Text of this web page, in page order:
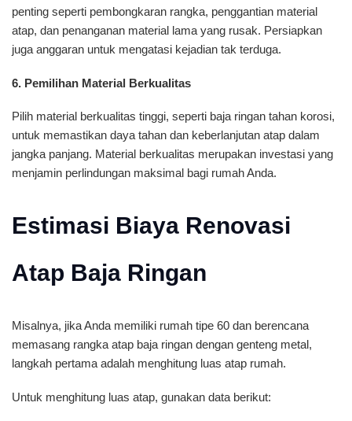
penting seperti pembongkaran rangka, penggantian material
atap, dan penanganan material lama yang rusak. Persiapkan
juga anggaran untuk mengatasi kejadian tak terduga.
6. Pemilihan Material Berkualitas
Pilih material berkualitas tinggi, seperti baja ringan tahan korosi,
untuk memastikan daya tahan dan keberlanjutan atap dalam
jangka panjang. Material berkualitas merupakan investasi yang
menjamin perlindungan maksimal bagi rumah Anda.
Estimasi Biaya Renovasi
Atap Baja Ringan
Misalnya, jika Anda memiliki rumah tipe 60 dan berencana
memasang rangka atap baja ringan dengan genteng metal,
langkah pertama adalah menghitung luas atap rumah.
Untuk menghitung luas atap, gunakan data berikut: